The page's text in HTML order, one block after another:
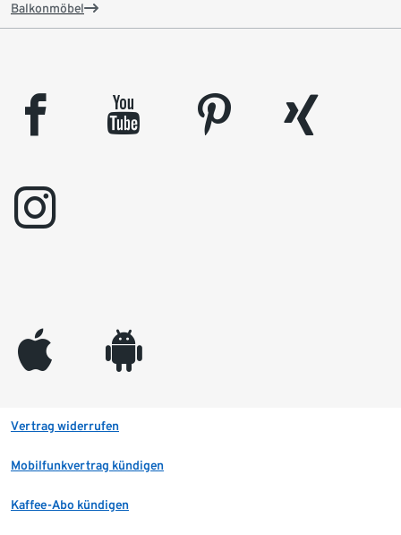
Balkonmöbel
facebook youtube pinterest
xing
instagram
appleinc android
Vertrag widerrufen
Mobilfunkvertrag kündigen
Kaffee-Abo kündigen